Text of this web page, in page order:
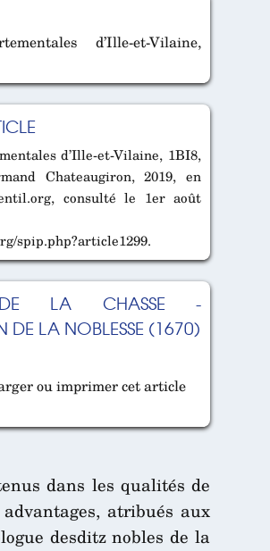
d’Ille-et-Vilaine,
d’Ille-et-Vilaine, 1BI8,
Chateaugiron, 2019, en
consulté le 1er août
spip.php?article1299.
DE LA CHASSE -
DE LA NOBLESSE (1670)
ou imprimer cet article
dans les qualités de
atribués aux
desditz nobles de la